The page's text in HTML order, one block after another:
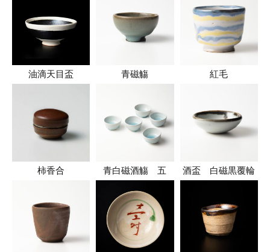
油滴天目盃 青磁觴 紅毛
柿香合 青白磁酒觴 五 酒盃 白磁黒覆輪